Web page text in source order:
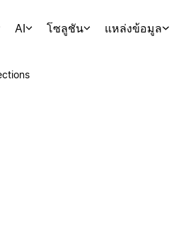
AI โซลูชัน แหล่งข้อมูล